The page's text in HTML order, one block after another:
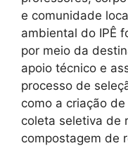
e comunidade
ambiental do IPÊ
por meio da
apoio técnico e
processo de
como a criação
coleta seletiva de
compostagem de